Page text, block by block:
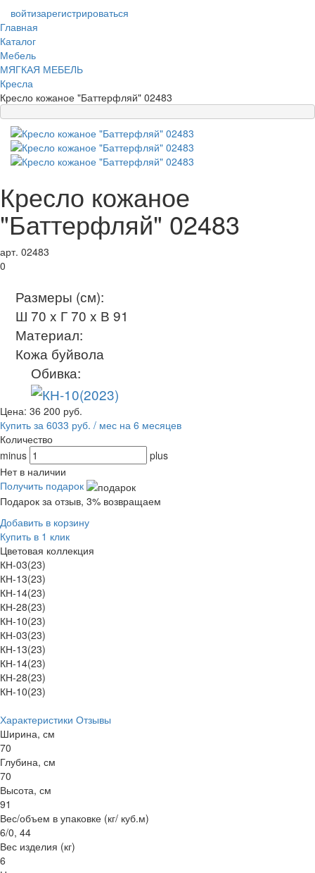
войтизарегистрироваться
Главная
Каталог
Мебель
МЯГКАЯ МЕБЕЛЬ
Кресла
Кресло кожаное "Баттерфляй" 02483
Кресло кожаное
"Баттерфляй" 02483
арт. 02483
0
Размеры (см):
Ш 70 x Г 70 x В 91
Материал:
Кожа буйвола
Обивка:
Цена: 36 200 руб.
Купить за 6033 руб. / мес на 6 месяцев
Количество
minus
plus
Нет в наличии
Получить подарок
Подарок за отзыв, 3% возвращаем
Добавить в корзину
Купить в 1 клик
Цветовая коллекция
КН-03(23)
КН-13(23)
КН-14(23)
КН-28(23)
КН-10(23)
КН-03(23)
КН-13(23)
КН-14(23)
КН-28(23)
КН-10(23)
Характеристики Отзывы
Ширина, см
70
Глубина, см
70
Высота, см
91
Вес/объем в упаковке (кг/ куб.м)
6/0, 44
Вес изделия (кг)
6